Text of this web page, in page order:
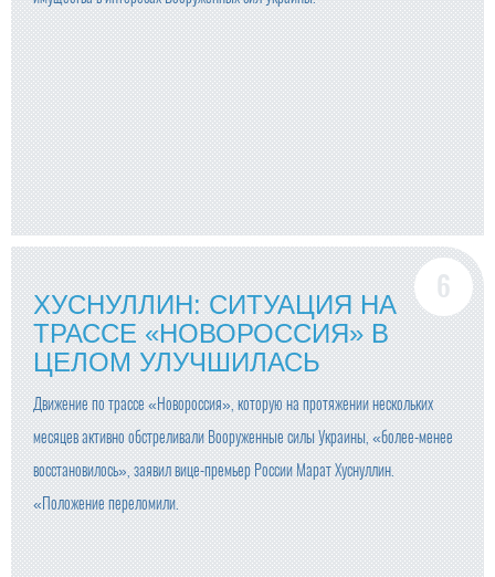
ХУСНУЛЛИН: СИТУАЦИЯ НА
ТРАССЕ «НОВОРОССИЯ» В
ЦЕЛОМ УЛУЧШИЛАСЬ
Движение по трассе «Новороссия», которую на протяжении нескольких
месяцев активно обстреливали Вооруженные силы Украины, «более-менее
восстановилось», заявил вице-премьер России Марат Хуснуллин.
«Положение переломили.